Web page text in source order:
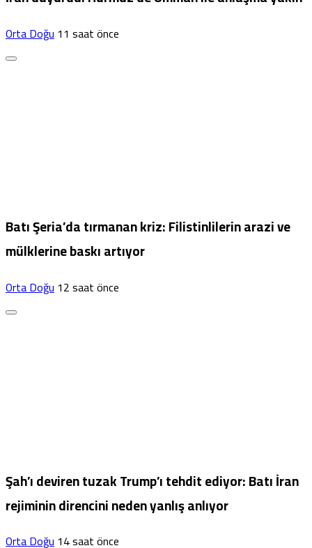
Orta Doğu11 saat önce
Batı Şeria’da tırmanan kriz: Filistinlilerin arazi ve
mülklerine baskı artıyor
Orta Doğu12 saat önce
Şah’ı deviren tuzak Trump’ı tehdit ediyor: Batı İran
rejiminin direncini neden yanlış anlıyor
Orta Doğu14 saat önce